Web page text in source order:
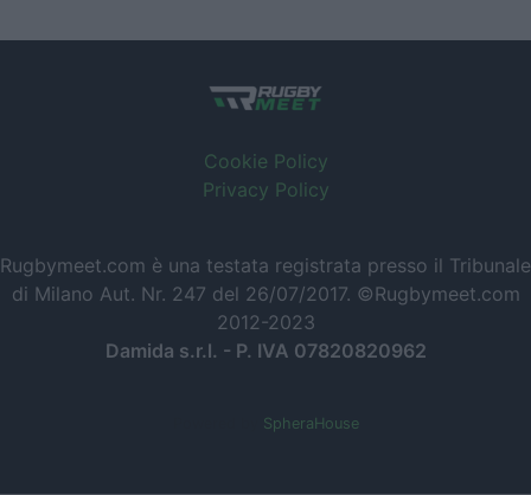
Cookie Policy
Privacy Policy
Rugbymeet.com è una testata registrata presso il Tribunale
di Milano Aut. Nr. 247 del 26/07/2017. ©Rugbymeet.com
2012-2023
Damida s.r.l. - P. IVA 07820820962
SpheraHouse